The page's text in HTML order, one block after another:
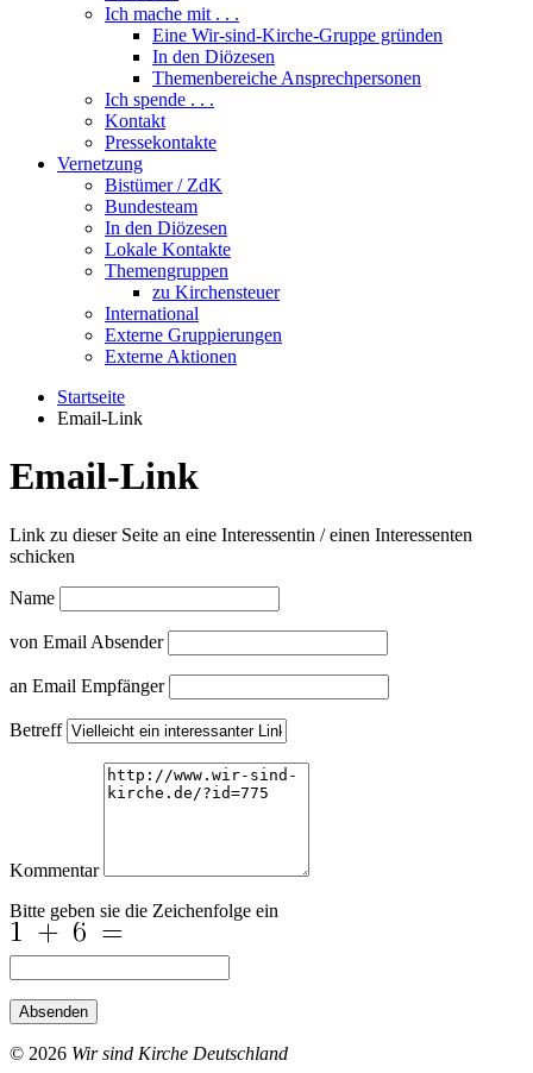
Ich mache mit . . .
Eine Wir-sind-Kirche-Gruppe gründen
In den Diözesen
Themenbereiche Ansprechpersonen
Ich spende . . .
Kontakt
Pressekontakte
Vernetzung
Bistümer / ZdK
Bundesteam
In den Diözesen
Lokale Kontakte
Themengruppen
zu Kirchensteuer
International
Externe Gruppierungen
Externe Aktionen
Startseite
Email-Link
Email-Link
Link zu dieser Seite an eine Interessentin / einen Interessenten
schicken
Name
von Email Absender
an Email Empfänger
Betreff
Kommentar
Bitte geben sie die Zeichenfolge ein
Absenden
© 2026 Wir sind Kirche Deutschland